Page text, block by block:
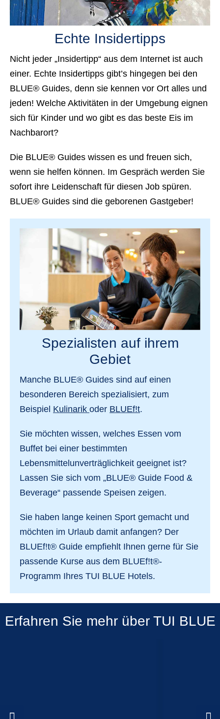
Echte Insidertipps
Nicht jeder „Insidertipp“ aus dem Internet ist auch
einer. Echte Insidertipps gibt’s hingegen bei den
BLUE® Guides, denn sie kennen vor Ort alles und
jeden! Welche Aktivitäten in der Umgebung eignen
sich für Kinder und wo gibt es das beste Eis im
Nachbarort?
Die BLUE® Guides wissen es und freuen sich,
wenn sie helfen können. Im Gespräch werden Sie
sofort ihre Leidenschaft für diesen Job spüren.
BLUE® Guides sind die geborenen Gastgeber!
Spezialisten auf ihrem
Gebiet
Manche BLUE® Guides sind auf einen
besonderen Bereich spezialisiert, zum
Beispiel Kulinarik oder BLUEf!t.
Sie möchten wissen, welches Essen vom
Buffet bei einer bestimmten
Lebensmittelunverträglichkeit geeignet ist?
Lassen Sie sich vom „BLUE® Guide Food &
Beverage“ passende Speisen zeigen.
Sie haben lange keinen Sport gemacht und
möchten im Urlaub damit anfangen? Der
BLUEf!t® Guide empfiehlt Ihnen gerne für Sie
passende Kurse aus dem BLUEf!t®-
Programm Ihres TUI BLUE Hotels.
Erfahren Sie mehr über TUI BLUE